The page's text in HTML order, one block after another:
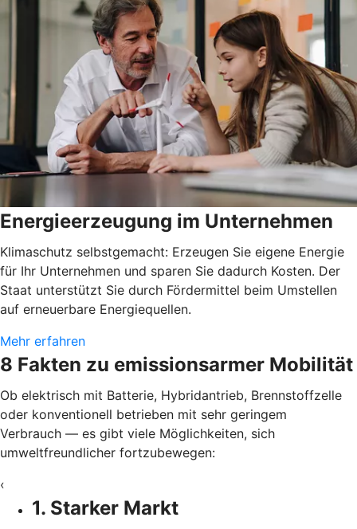
Energieerzeugung im Unternehmen
Klimaschutz selbstgemacht: Erzeugen Sie eigene Energie
für Ihr Unternehmen und sparen Sie dadurch Kosten. Der
Staat unterstützt Sie durch Fördermittel beim Umstellen
auf erneuerbare Energiequellen.
Mehr erfahren
8 Fakten zu emissionsarmer Mobilität
Ob elektrisch mit Batterie, Hybridantrieb, Brennstoffzelle
oder konventionell betrieben mit sehr geringem
Verbrauch — es gibt viele Möglichkeiten, sich
umweltfreundlicher fortzubewegen:
‹
1. Starker Markt